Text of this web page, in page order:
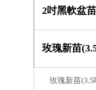
2吋黑軟盆
2吋黑軟盆
大輪矮叢
玫瑰新苗
玫瑰新苗